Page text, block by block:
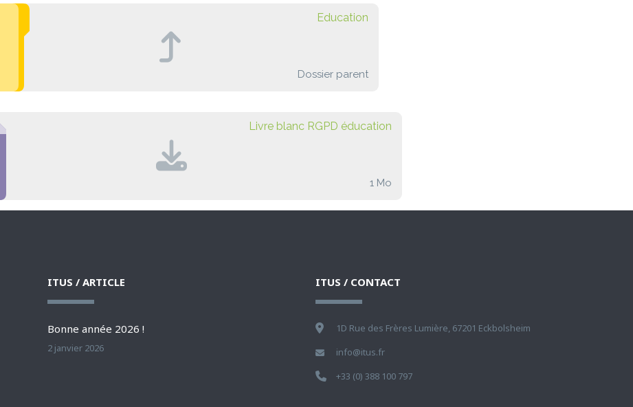
Education
Dossier parent
Livre blanc RGPD éducation
1 Mo
ITUS / ARTICLE
Bonne année 2026 !
2 janvier 2026
ITUS / CONTACT
1D Rue des Frères Lumière, 67201 Eckbolsheim
info@itus.fr
+33 (0) 388 100 797